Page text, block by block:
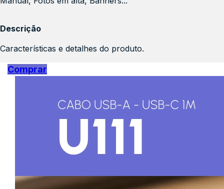
Descrição
Características e detalhes do produto.
Comprar